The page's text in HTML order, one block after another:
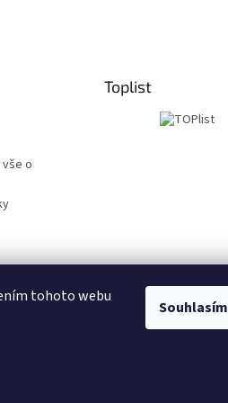
tohoto webu
Souhlasím
o
Toplist